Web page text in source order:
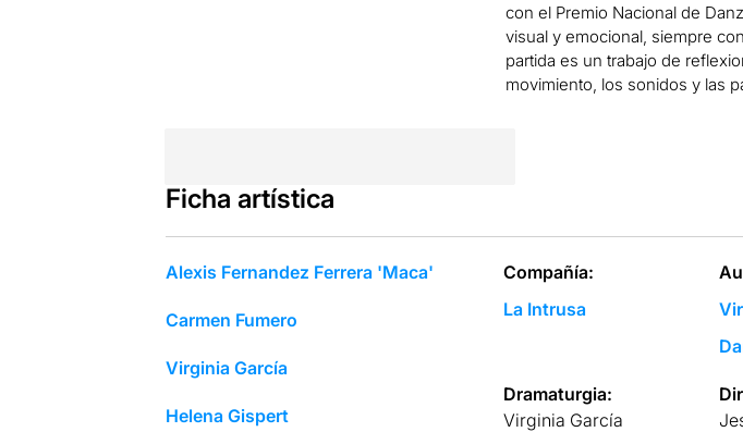
con el Premio Nacional de
visual y emocional, siempre
partida es un trabajo de
movimiento, los sonidos y las
Ficha artística
Alexis Fernandez Ferrera 'Maca'
Carmen Fumero
Virginia García
Helena Gispert
Compañía:
La Intrusa
Dramaturgia:
Virginia García